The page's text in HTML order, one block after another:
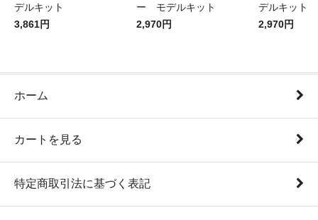
デルキット
3,861円
ー モデルキット
2,970円
デルキット
2,970円
ホーム
カートを見る
特定商取引法に基づく表記